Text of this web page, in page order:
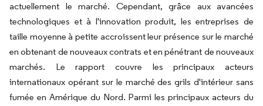
actuellement le marché. Cependant, grâce aux avancées
technologiques et à l'innovation produit, les entreprises de
taille moyenne à petite accroissent leur présence sur le marché
en obtenant de nouveaux contrats et en pénétrant de nouveaux
marchés. Le rapport couvre les principaux acteurs
internationaux opérant sur le marché des grils d'intérieur sans
fumée en Amérique du Nord. Parmi les principaux acteurs du